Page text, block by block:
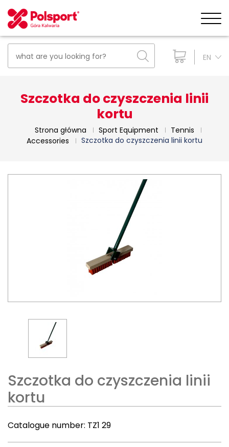
EN
Szczotka do czyszczenia linii
kortu
Strona główna Sport Equipment
Tennis
Accessories
Szczotka do czyszczenia linii kortu
Szczotka do czyszczenia linii
kortu
Catalogue number: TZ1 29